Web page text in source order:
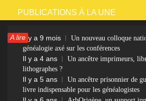
Passer
contenu
PUBLICATIONS À LA UNE
A lireIl y a 9 mois
Un nouveau colloque
généalogie axé sur les conférences
Il y a 4 ans
Un ancêtre imprimeurs,
lithographes ?
Il y a 5 ans
Un ancêtre prisonnier de
livre indispensable pour les généalogistes